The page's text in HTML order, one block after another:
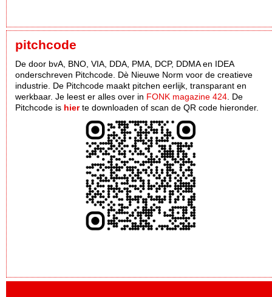
pitchcode
De door bvA, BNO, VIA, DDA, PMA, DCP, DDMA en IDEA
onderschreven Pitchcode. Dè Nieuwe Norm voor de creatieve
industrie. De Pitchcode maakt pitchen eerlijk, transparant en
werkbaar. Je leest er alles over in FONK magazine 424 . De
Pitchcode is hierte downloaden of scan de QR code hieronder.